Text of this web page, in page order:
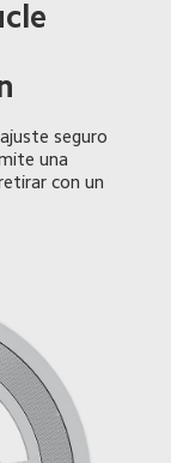
seguro
una
con un